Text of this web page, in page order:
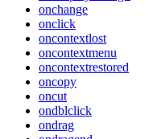
onchange
onclick
oncontextlost
oncontextmenu
oncontextrestored
oncopy
oncut
ondblclick
ondrag